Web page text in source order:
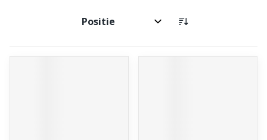
Sorteer op: